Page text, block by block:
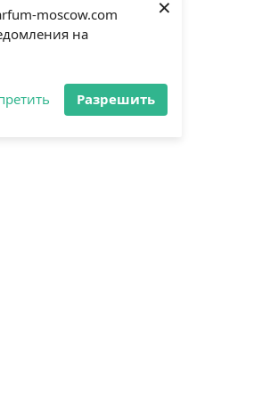
moscow.com
на
Разрешить
×